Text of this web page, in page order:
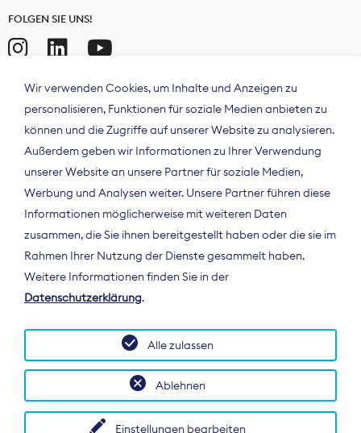
FOLGEN SIE UNS!
Der Bundesverband Digitalpublisher und
Zeitungsverleger (BDZV) vertritt als
Spitzenorganisation die Interessen der
Deutschland und auf EU-Ebene.
Wir verwenden Cookies, um Inhalte und Anzeigen zu
personalisieren, Funktionen für soziale Medien anbieten zu
können und die Zugriffe auf unserer Website zu analysieren.
Außerdem geben wir Informationen zu Ihrer Verwendung
unserer Website an unsere Partner für soziale Medien,
Werbung und Analysen weiter. Unsere Partner führen diese
Informationen möglicherweise mit weiteren Daten
zusammen, die Sie ihnen bereitgestellt haben oder die sie im
Rahmen Ihrer Nutzung der Dienste gesammelt haben.
Weitere Informationen finden Sie in der
Datenschutzerklärung.
Einstellungen bearbeiten
Ablehnen
Alle zulassen